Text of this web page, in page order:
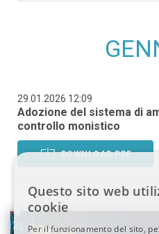
29.01.2026 12:09
Adozione del sistema di
controllo monistico
DOWNLOAD PDF
Questo sito web
cookie
Per il funzionamento del sito,